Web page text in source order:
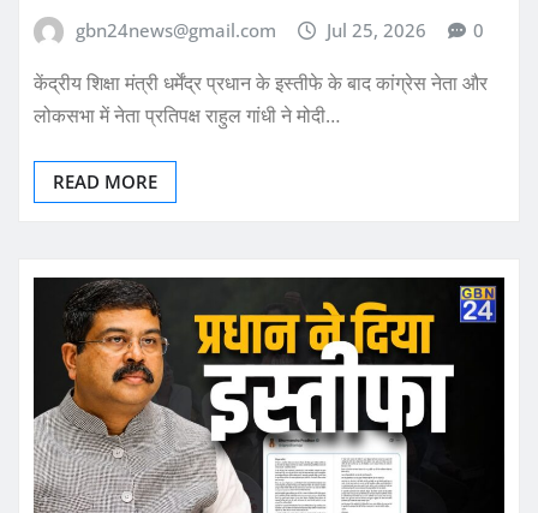
gbn24news@gmail.com Jul 25, 2026 0
केंद्रीय शिक्षा मंत्री धर्मेंद्र प्रधान के इस्तीफे के बाद कांग्रेस नेता और
लोकसभा में नेता प्रतिपक्ष राहुल गांधी ने मोदी…
READ MORE